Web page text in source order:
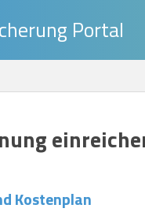
Portal
Kostenplan